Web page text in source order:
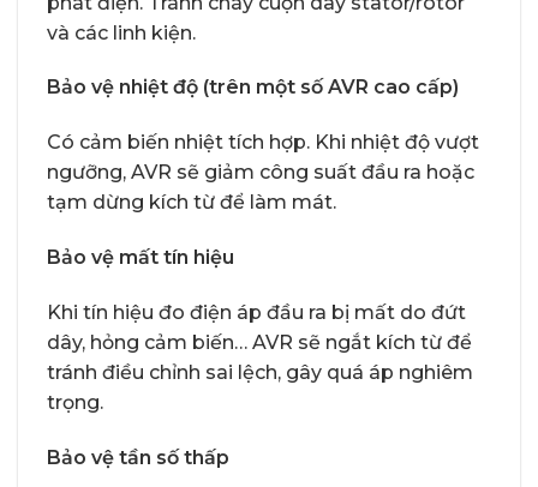
và các linh kiện.
Bảo vệ nhiệt độ (trên một số AVR cao cấp)
Có cảm biến nhiệt tích hợp. Khi nhiệt độ vượt
ngưỡng, AVR sẽ giảm công suất đầu ra hoặc
tạm dừng kích từ để làm mát.
Bảo vệ mất tín hiệu
Khi tín hiệu đo điện áp đầu ra bị mất do đứt
dây, hỏng cảm biến… AVR sẽ ngắt kích từ để
tránh điều chỉnh sai lệch, gây quá áp nghiêm
trọng.
Bảo vệ tần số thấp